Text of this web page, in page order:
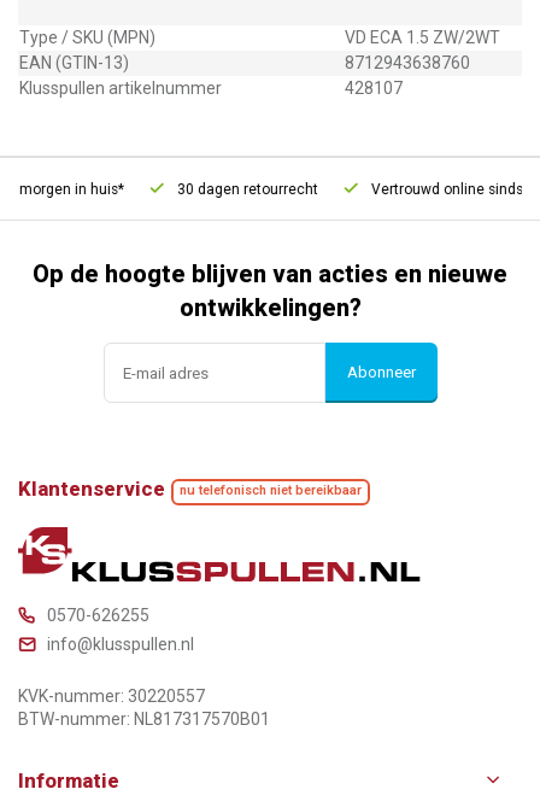
Type / SKU (MPN)
VD ECA 1.5 ZW/2WT
EAN (GTIN-13)
8712943638760
Klusspullen artikelnummer
428107
morgen in huis* 30 dagen retourrecht Vertrouwd online sinds
Op de hoogte blijven van acties en nieuwe
ontwikkelingen?
Abonneer
Klantenservice nu telefonisch niet bereikbaar
0570-626255
info@klusspullen.nl
KVK-nummer: 30220557
BTW-nummer: NL817317570B01
Informatie